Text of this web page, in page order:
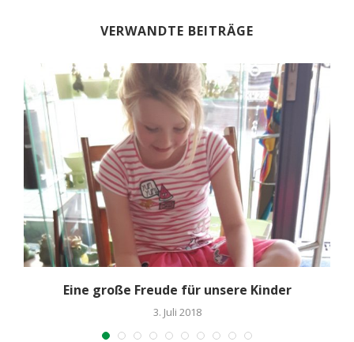
VERWANDTE BEITRÄGE
Eine große Freude für unsere Kinder
3. Juli 2018